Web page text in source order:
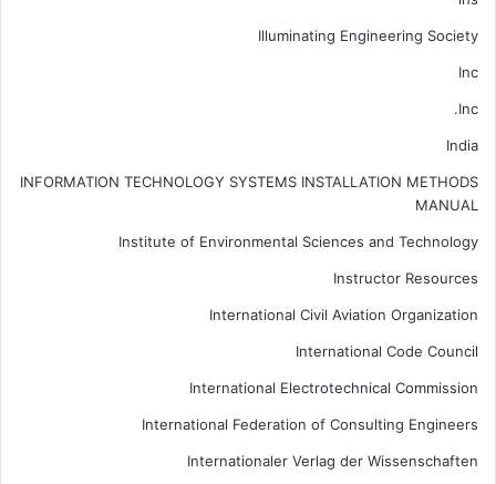
Illuminating Engineering Society
Inc
Inc.
India
INFORMATION TECHNOLOGY SYSTEMS INSTALLATION METHODS
MANUAL
Institute of Environmental Sciences and Technology
Instructor Resources
International Civil Aviation Organization
International Code Council
International Electrotechnical Commission
International Federation of Consulting Engineers
Internationaler Verlag der Wissenschaften